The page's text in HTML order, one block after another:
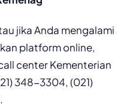
jika Anda mengalami
platform online,
center Kementerian
348-3304, (021)